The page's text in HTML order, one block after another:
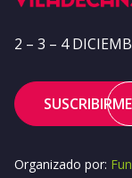
2 – 3 – 4
SUSCRIBIRME
Organizado por: